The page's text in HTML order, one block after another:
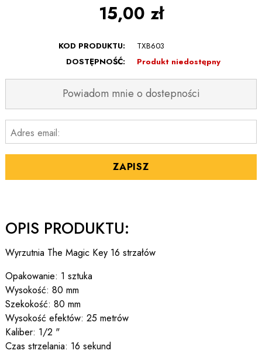
15,00 zł
KOD PRODUKTU:
TXB603
DOSTĘPNOŚĆ:
Produkt niedostępny
Powiadom mnie o dostepności
Adres email:
ZAPISZ
OPIS PRODUKTU:
Wyrzutnia The Magic Key 16 strzałów
Opakowanie: 1 sztuka
Wysokość: 80 mm
Szekokość: 80 mm
Wysokość efektów: 25 metrów
Kaliber: 1/2 "
Czas strzelania: 16 sekund